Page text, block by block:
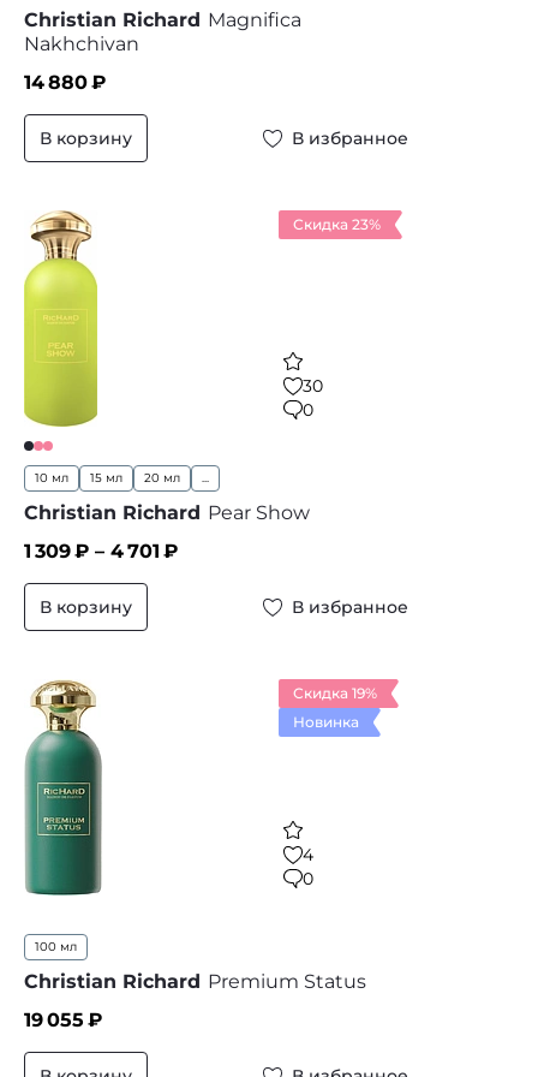
Christian Richard Magnifica
Nakhchivan
14 880₽
В корзину В избранное
Скидка 23%
30
0
10 мл 15 мл 20 мл ...
Christian Richard Pear Show
1 309₽ – 4 701 ₽
В корзину В избранное
Скидка 19%
Новинка
4
0
100 мл
Christian Richard Premium Status
19 055 ₽